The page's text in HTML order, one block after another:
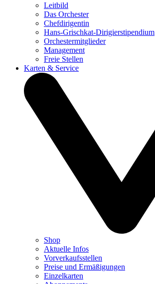
Leitbild
Das Orchester
Chefdirigentin
Hans-Grischkat-Dirigierstipendium
Orchestermitglieder
Management
Freie Stellen
Karten & Service
Shop
Aktuelle Infos
Vorverkaufsstellen
Preise und Ermäßigungen
Einzelkarten